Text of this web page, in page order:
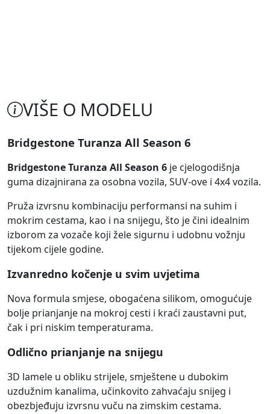
VIŠE O MODELU
Bridgestone Turanza All Season 6
Bridgestone Turanza All Season 6 je cjelogodišnja
guma dizajnirana za osobna vozila, SUV-ove i 4x4 vozila.
Pruža izvrsnu kombinaciju performansi na suhim i
mokrim cestama, kao i na snijegu, što je čini idealnim
izborom za vozače koji žele sigurnu i udobnu vožnju
tijekom cijele godine.
Izvanredno kočenje u svim uvjetima
Nova formula smjese, obogaćena silikom, omogućuje
bolje prianjanje na mokroj cesti i kraći zaustavni put,
čak i pri niskim temperaturama.
Odlično prianjanje na snijegu
3D lamele u obliku strijele, smještene u dubokim
uzdužnim kanalima, učinkovito zahvaćaju snijeg i
obezbjeđuju izvrsnu vuču na zimskim cestama.